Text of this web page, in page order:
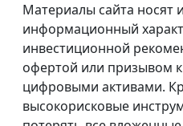
Материалы сайта носят
информационный
инвестиционной
офертой или призывом
цифровыми активами.
высокорисковые